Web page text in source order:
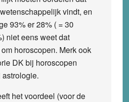
vindt, en
93% er 28% ( = 30
niet eens weet dat
horoscopen. Merk ook
DK bij horoscopen
het voordeel (voor de